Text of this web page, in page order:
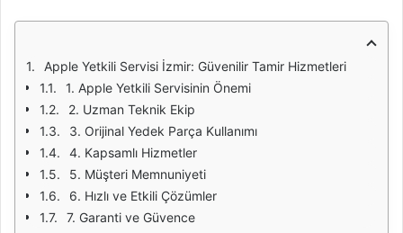
Apple Yetkili Servisi İzmir: Güvenilir Tamir Hizmetleri
1. Apple Yetkili Servisinin Önemi
2. Uzman Teknik Ekip
3. Orijinal Yedek Parça Kullanımı
4. Kapsamlı Hizmetler
5. Müşteri Memnuniyeti
6. Hızlı ve Etkili Çözümler
7. Garanti ve Güvence